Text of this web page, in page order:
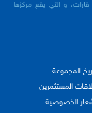
500 فرع في 30 دولة و تغطي 5 قارات، و التي يقع مركزها
المجموعة
المستثمرين
الخصوصية